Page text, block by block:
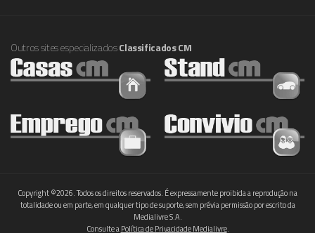
Outros sites especializadosClassificados CM
Copyright ©2026. Todos os direitos reservados. É expressamente proibida a reprodução na
totalidade ou em parte, em qualquer tipo de suporte, sem prévia permissão por escrito da
Medialivre S.A.
Consulte aPolítica de Privacidade Medialivre.